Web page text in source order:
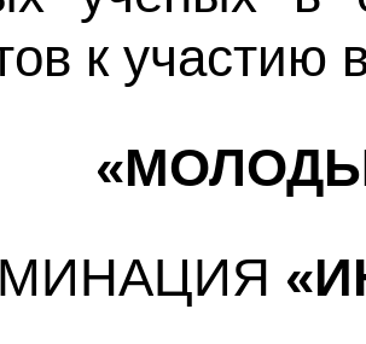
к участию